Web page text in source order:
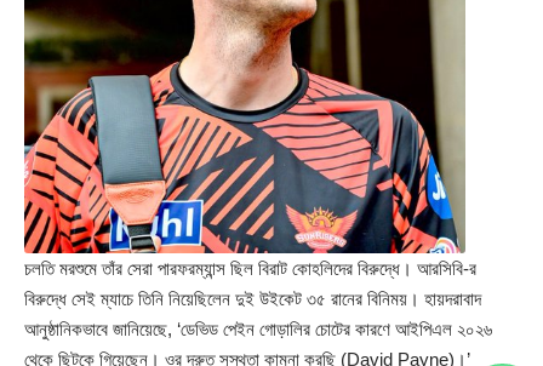
চলতি মরশুমে তাঁর সেরা পারফরম্যান্স ছিল বিরাট কোহলিদের বিরুদ্ধে। আরসিবি-র
বিরুদ্ধে সেই ম্যাচে তিনি নিয়েছিলেন দুই উইকেট ৩৫ রানের বিনিময়। হায়দরাবাদ
আনুষ্ঠানিকভাবে জানিয়েছে, ‘ডেভিড পেইন গোড়ালির চোটের কারণে আইপিএল ২০২৬
থেকে ছিটকে গিয়েছেন। ওর দ্রুত সুস্থতা কামনা করছি (David Payne)।’